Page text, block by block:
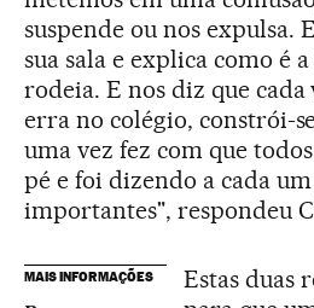
suspende ou nos expulsa.
sua sala e explica como é
rodeia. E nos diz que cada
erra no colégio, constrói-
uma vez fez com que
pé e foi dizendo a cada
importantes", respondeu
MAIS INFORMAÇÕES
Estas duas